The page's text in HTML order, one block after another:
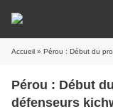
Accueil » Pérou : Début du
Pérou : Début
défenseurs